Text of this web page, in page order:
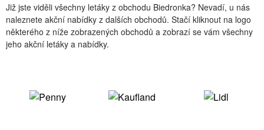
Již jste viděli všechny letáky z obchodu Biedronka? Nevadí, u nás
naleznete akční nabídky z dalších obchodů. Stačí kliknout na logo
některého z níže zobrazených obchodů a zobrazí se vám všechny
jeho akční letáky a nabídky.